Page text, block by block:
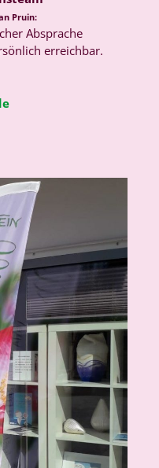
Pruin:
Absprache
erreichbar.